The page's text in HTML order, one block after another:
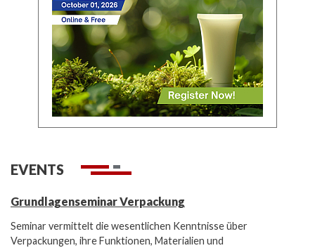
EVENTS
Grundlagenseminar Verpackung
Seminar vermittelt die wesentlichen Kenntnisse über
Verpackungen, ihre Funktionen, Materialien und